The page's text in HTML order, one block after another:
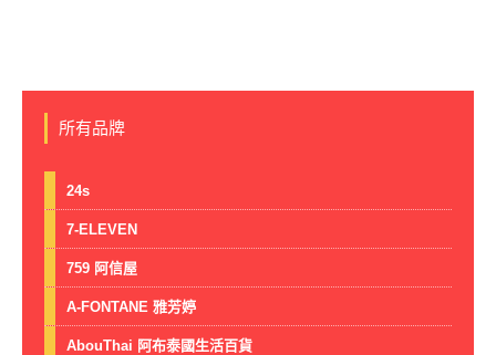
所有品牌
24s
7-ELEVEN
759 阿信屋
A-FONTANE 雅芳婷
AbouThai 阿布泰國生活百貨